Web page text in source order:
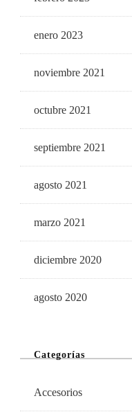
enero 2023
noviembre 2021
octubre 2021
septiembre 2021
agosto 2021
marzo 2021
diciembre 2020
agosto 2020
Categorías
Accesorios